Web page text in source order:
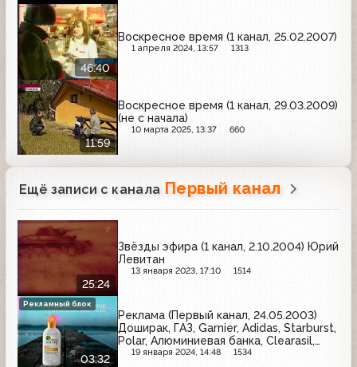
46:40
Воскресное время (1 канал, 25.02.2007)
1 апреля 2024, 13:57 1313
11:59
Воскресное время (1 канал, 29.03.2009)
(не с начала)
10 марта 2025, 13:37 660
Ещё записи с канала Первый канал
25:24
Звёзды эфира (1 канал, 2.10.2004) Юрий
Левитан
13 января 2023, 17:10 1514
03:32
Реклама (Первый канал, 24.05.2003)
Доширак, ГАЗ, Garnier, Adidas, Starburst,
Polar, Алюминиевая банка, Clearasil,
Twixels
19 января 2024, 14:48 1534
Рекламный блок